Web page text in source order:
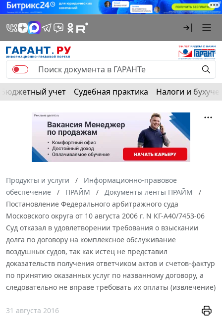
Бюджетный учет Судебная практика Налоги и
Продукты и услуги
Информационно-правовое
обеспечение
ПРАЙМ
Документы ленты ПРАЙМ
Постановление Федерального арбитражного суда
Московского округа от 10 августа 2006 г. N КГ-А40/7453-06
Суд отказал в удовлетворении требования о взыскании
долга по договору на комплексное обслуживание
воздушных судов, так как истец не представил
доказательств получения ответчиком актов и счетов-фактур
по принятию оказанных услуг по названному договору, а
следовательно не вправе требовать их оплаты (извлечение)
31 августа 2016